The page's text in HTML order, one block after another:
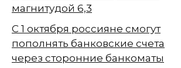
магнитудой 6,3
С 1 октября россияне смогут
пополнять банковские счета
через сторонние банкоматы